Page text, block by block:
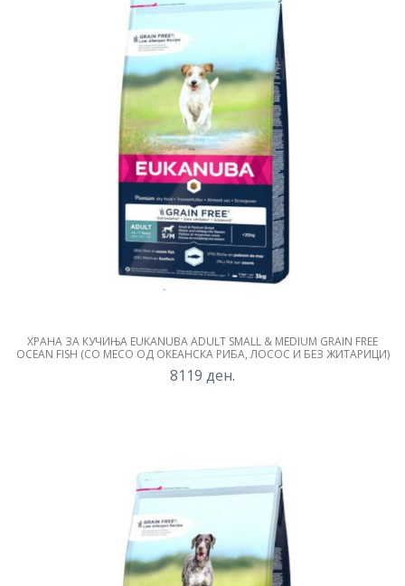
ХРАНА ЗА КУЧИЊА EUKANUBA ADULT SMALL & MEDIUM GRAIN FREE
OCEAN FISH (СО МЕСО ОД ОКЕАНСКА РИБА, ЛОСОС И БЕЗ ЖИТАРИЦИ)
8119 ден.